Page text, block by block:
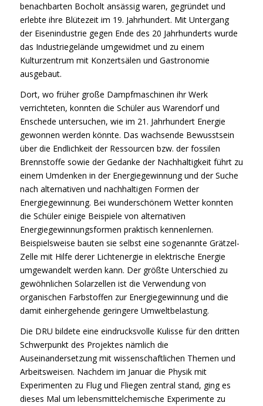
benachbarten Bocholt ansässig waren, gegründet und
erlebte ihre Blütezeit im 19. Jahrhundert. Mit Untergang
der Eisenindustrie gegen Ende des 20 Jahrhunderts wurde
das Industriegelände umgewidmet und zu einem
Kulturzentrum mit Konzertsälen und Gastronomie
ausgebaut.
Dort, wo früher große Dampfmaschinen ihr Werk
verrichteten, konnten die Schüler aus Warendorf und
Enschede untersuchen, wie im 21. Jahrhundert Energie
gewonnen werden könnte. Das wachsende Bewusstsein
über die Endlichkeit der Ressourcen bzw. der fossilen
Brennstoffe sowie der Gedanke der Nachhaltigkeit führt zu
einem Umdenken in der Energiegewinnung und der Suche
nach alternativen und nachhaltigen Formen der
Energiegewinnung. Bei wunderschönem Wetter konnten
die Schüler einige Beispiele von alternativen
Energiegewinnungsformen praktisch kennenlernen.
Beispielsweise bauten sie selbst eine sogenannte Grätzel-
Zelle mit Hilfe derer Lichtenergie in elektrische Energie
umgewandelt werden kann. Der größte Unterschied zu
gewöhnlichen Solarzellen ist die Verwendung von
organischen Farbstoffen zur Energiegewinnung und die
damit einhergehende geringere Umweltbelastung.
Die DRU bildete eine eindrucksvolle Kulisse für den dritten
Schwerpunkt des Projektes nämlich die
Auseinandersetzung mit wissenschaftlichen Themen und
Arbeitsweisen. Nachdem im Januar die Physik mit
Experimenten zu Flug und Fliegen zentral stand, ging es
dieses Mal um lebensmittelchemische Experimente zu